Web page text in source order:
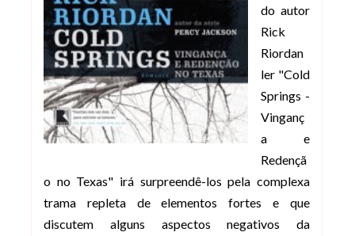
do autor
Rick
Riordan
ler "Cold
Springs -
Vinganç
a e
Redençã
o no Texas" irá surpreendê-los pela complexa
trama repleta de elementos fortes e que
discutem alguns aspectos negativos da